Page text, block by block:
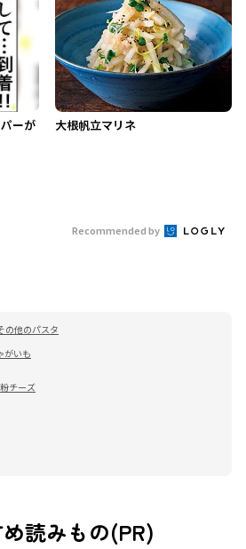
ーが
大根帆立マリネ
Recommended by
の他のパスタ
がいも
粉チーズ
読みもの(PR)